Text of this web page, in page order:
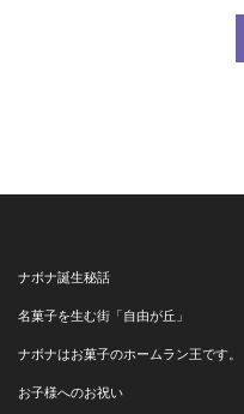
ナボナ誕生秘話
名菓子を生む街「自由が丘」
ナボナはお菓子のホームラン王です。
お子様へのお祝い